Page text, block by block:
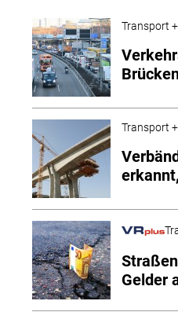
Transport
Transport
Gelder